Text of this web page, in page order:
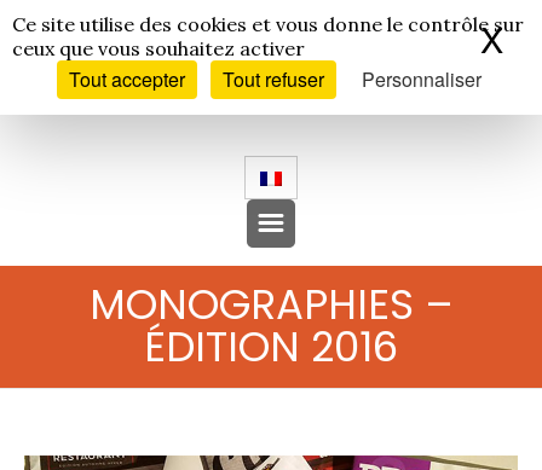
Panneau de gestion des cookies
Ce site utilise des cookies et vous donne le contrôle sur
ceux que vous souhaitez activer
Tout accepter Tout refuser Personnaliser
X
MONOGRAPHIES –
ÉDITION 2016